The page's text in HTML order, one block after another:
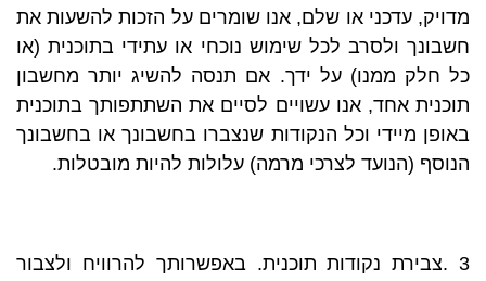
מדויק, עדכני או שלם, אנו שומרים על הזכות להשעות את
חשבונך ולסרב לכל שימוש נוכחי או עתידי בתוכנית (או
כל חלק ממנו) על ידך. אם תנסה להשיג יותר מחשבון
תוכנית אחד, אנו עשויים לסיים את השתתפותך בתוכנית
באופן מיידי וכל הנקודות שנצברו בחשבונך או בחשבונך
הנוסף (הנועד לצרכי מרמה) עלולות להיות מובטלות.
3 .צבירת נקודות תוכנית. באפשרותך להרוויח ולצבור